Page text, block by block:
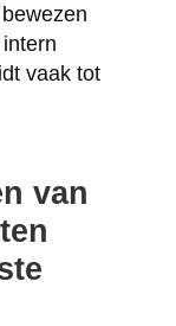
vaak tot
van